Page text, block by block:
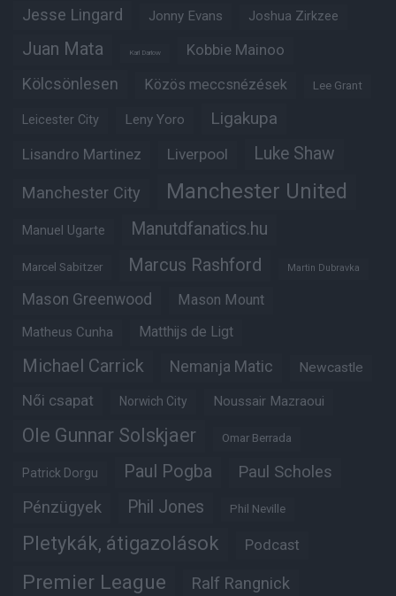
Jesse Lingard Jonny Evans Joshua Zirkzee
Juan Mata Karl Darlow Kobbie Mainoo
Kölcsönlesen Közös meccsnézések Lee Grant
Leicester City Leny Yoro Ligakupa
Lisandro Martinez Liverpool Luke Shaw
Manchester City Manchester United
Manuel Ugarte Manutdfanatics.hu
Marcel Sabitzer Marcus Rashford Martin Dubravka
Mason Greenwood Mason Mount
Matheus Cunha Matthijs de Ligt
Michael Carrick Nemanja Matic Newcastle
Női csapat Norwich City Noussair Mazraoui
Ole Gunnar Solskjaer Omar Berrada
Patrick Dorgu Paul Pogba Paul Scholes
Pénzügyek Phil Jones Phil Neville
Pletykák, átigazolások Podcast
Premier League Ralf Rangnick